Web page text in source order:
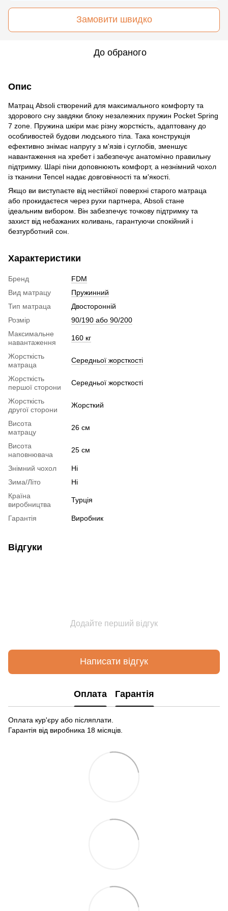
Замовити швидко
До обраного
Опис
Матрац Absoli створений для максимального комфорту та
здорового сну завдяки блоку незалежних пружин Pocket Spring
7 zone. Пружина шкіри має різну жорсткість, адаптовану до
особливостей будови людського тіла. Така конструкція
ефективно знімає напругу з м'язів і суглобів, зменшує
навантаження на хребет і забезпечує анатомічно правильну
підтримку. Шарі піни доповнюють комфорт, а незнімний чохол
із тканини Tencel надає довговічності та м'якості.
Якщо ви виступаєте від нестійкої поверхні старого матраца
або прокидаєтеся через рухи партнера, Absoli стане
ідеальним вибором. Він забезпечує точкову підтримку та
захист від небажаних коливань, гарантуючи спокійний і
безтурботний сон.
Характеристики
Бренд
FDM
Вид матрацу
Пружинний
Тип матраца
Двосторонній
Розмір
90/190 або 90/200
Максимальне
навантаження
160 кг
Жорсткість
матраца
Середньої жорсткості
Жорсткість
першої сторони
Середньої жорсткості
Жорсткість
другої сторони
Жорсткий
Висота
матрацу
26 см
Висота
наповнювача
25 см
Знімний чохол
Ні
Зима/Літо
Ні
Країна
виробництва
Турція
Гарантія Виробник
Відгуки
Додайте перший відгук
Написати відгук
Оплата Гарантія
Оплата кур'єру або післяплати.
Гарантія від виробника 18 місяців.